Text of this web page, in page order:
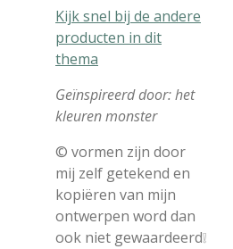
Kijk snel bij de andere
producten in dit
thema
Geïnspireerd door: het
kleuren monster
© vormen zijn door
mij zelf getekend en
kopiëren van mijn
ontwerpen word dan
ook niet gewaardeerd❕